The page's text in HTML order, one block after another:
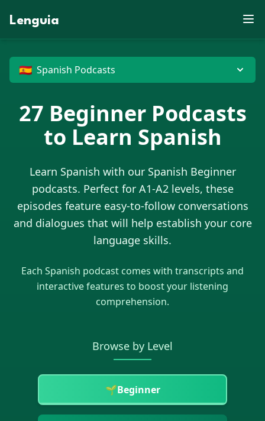
V
U
B
P
R
R
U
W
G
C F
U
H
Z
M
OO
M
D
X G
B
G
G
M
X
J
T
E
T
Z
D
P
EN
E
G
W
Lenguia
🇪🇸 Spanish Podcasts
27 Beginner Podcasts
to Learn Spanish
Learn Spanish with our Spanish Beginner
podcasts. Perfect for A1-A2 levels, these
episodes feature easy-to-follow conversations
and dialogues that will help establish your core
language skills.
Each Spanish podcast comes with transcripts and
interactive features to boost your listening
comprehension.
Browse by Level
🌱Beginner